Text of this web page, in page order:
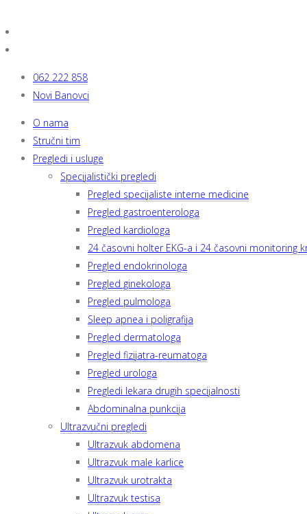
062 222 858
Novi Banovci
O nama
Stručni tim
Pregledi i usluge
Specijalistički pregledi
Pregled specijaliste interne medicine
Pregled gastroenterologa
Pregled kardiologa
24 časovni holter EKG-a i 24 časovni monitoring
Pregled endokrinologa
Pregled ginekologa
Pregled pulmologa
Sleep apnea i poligrafija
Pregled dermatologa
Pregled fizijatra-reumatoga
Pregled urologa
Pregledi lekara drugih specijalnosti
Abdominalna punkcija
Ultrazvučni pregledi
Ultrazvuk abdomena
Ultrazvuk male karlice
Ultrazvuk urotrakta
Ultrazvuk testisa